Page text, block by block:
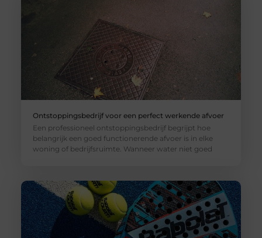
Ontstoppingsbedrijf voor een perfect werkende afvoer
Een professioneel ontstoppingsbedrijf begrijpt hoe
belangrijk een goed functionerende afvoer is in elke
woning of bedrijfsruimte. Wanneer water niet goed